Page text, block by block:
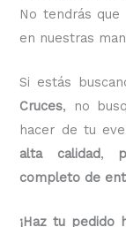
No tendrás que
en nuestras
Si estás
Cruces, no
hacer de tu
alta calidad,
completo de
¡Haz tu pedido